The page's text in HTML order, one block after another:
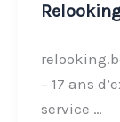
– 17 ans
service …